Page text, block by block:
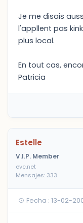
Je me disais
l'appllent pas
plus local.
En tout cas,
Patricia
Estelle
V.I.P. Member
evc.net
Mensajes: 333
Fecha : 13-02-